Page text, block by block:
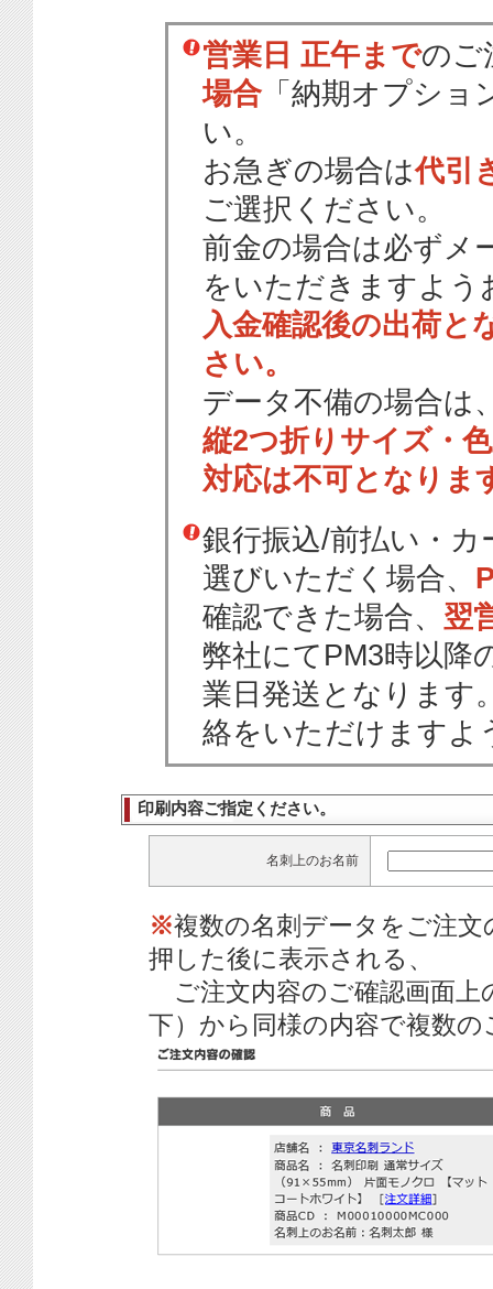
営業日 正午までのご
場合 「納期オプショ
い。
お急ぎの場合は代引
ご選択ください。
前金の場合は必ずメ
をいただきますよう
入金確認後の出荷と
さい。
データ不備の場合は
縦2つ折りサイズ・
対応は不可となりま
銀行振込/前払い・
選びいただく場合、
確認できた場合、 翌
弊社にてPM3時以降
業日発送となります
絡をいただけますよ
印刷内容ご指定ください。
名刺上のお名前
※複数の名刺データをご注
押した後に表示される、
ご注文内容のご確認画面上
下）から同様の内容で複数